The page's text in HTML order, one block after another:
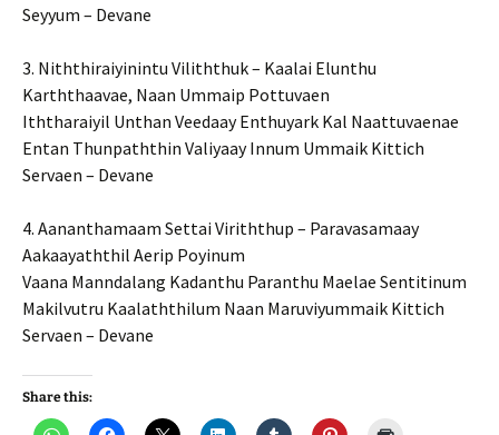
Seyyum – Devane
3. Niththiraiyinintu Viliththuk – Kaalai Elunthu
Karththaavae, Naan Ummaip Pottuvaen
Iththaraiyil Unthan Veedaay Enthuyark Kal Naattuvaenae
Entan Thunpaththin Valiyaay Innum Ummaik Kittich
Servaen – Devane
4. Aananthamaam Settai Viriththup – Paravasamaay
Aakaayaththil Aerip Poyinum
Vaana Manndalang Kadanthu Paranthu Maelae Sentitinum
Makilvutru Kaalaththilum Naan Maruviyummaik Kittich
Servaen – Devane
Share this: